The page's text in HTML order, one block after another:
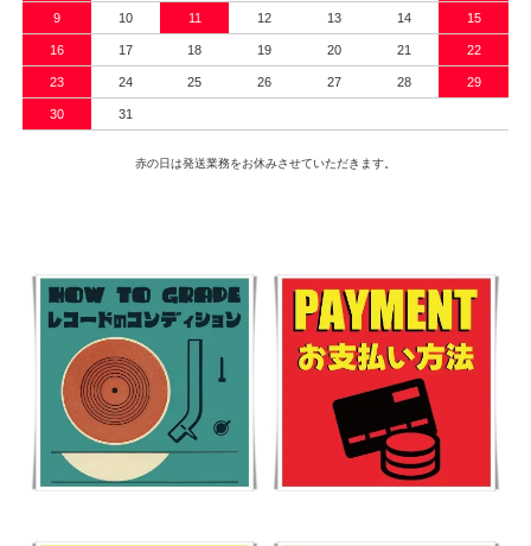
9 10 11 12 13 14 15
16 17 18 19 20 21 22
23 24 25 26 27 28 29
30 31
赤の日は発送業務をお休みさせていただきます。